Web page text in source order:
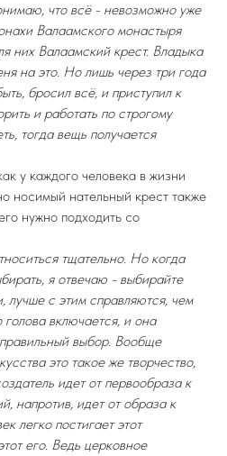
что всё - невозможно уже
Валаамского монастыря
них Валаамский крест. Владыка
на это. Но лишь через три года
бросил всё, и приступил к
и работать по строгому
тогда вещь получается
у каждого человека в жизни
носимый нательный крест также
нужно подходить со
тщательно. Но когда
я отвечаю - выбирайте
с этим справляются, чем
включается, и она
выбор. Вообще
это такое же творчество,
идет от первообраза к
напротив, идет от образа к
легко постигает этот
его. Ведь церковное